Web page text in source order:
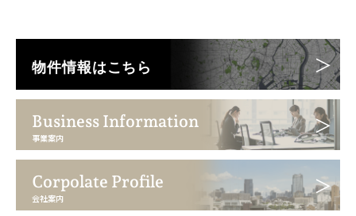
物件情報はこちら
Business Information
事業案内
Corpolate Profile
会社案内